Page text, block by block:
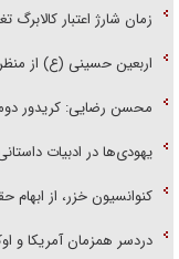
زمان شارژ اعتبار کالابرگ
اربعین حسینی (ع) از
محسن رضایی: کریدور
یهودی‌ها در ادبیات
کنوانسیون خزر، از ابهام
دردسر همزمان آمریکا و